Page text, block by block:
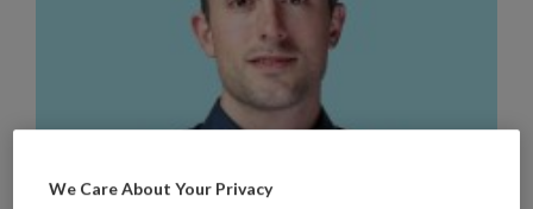
We Care About Your Privacy